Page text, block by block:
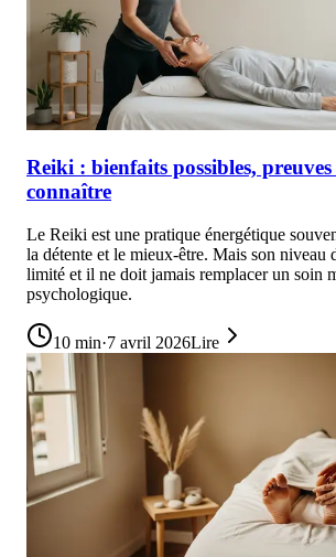
Reiki : bienfaits possibles,
connaître
Le Reiki est une pratique énergétique
la détente et le mieux-être. Mais son niveau
limité et il ne doit jamais remplacer un soin
psychologique.
10 min·7 avril 2026Lire